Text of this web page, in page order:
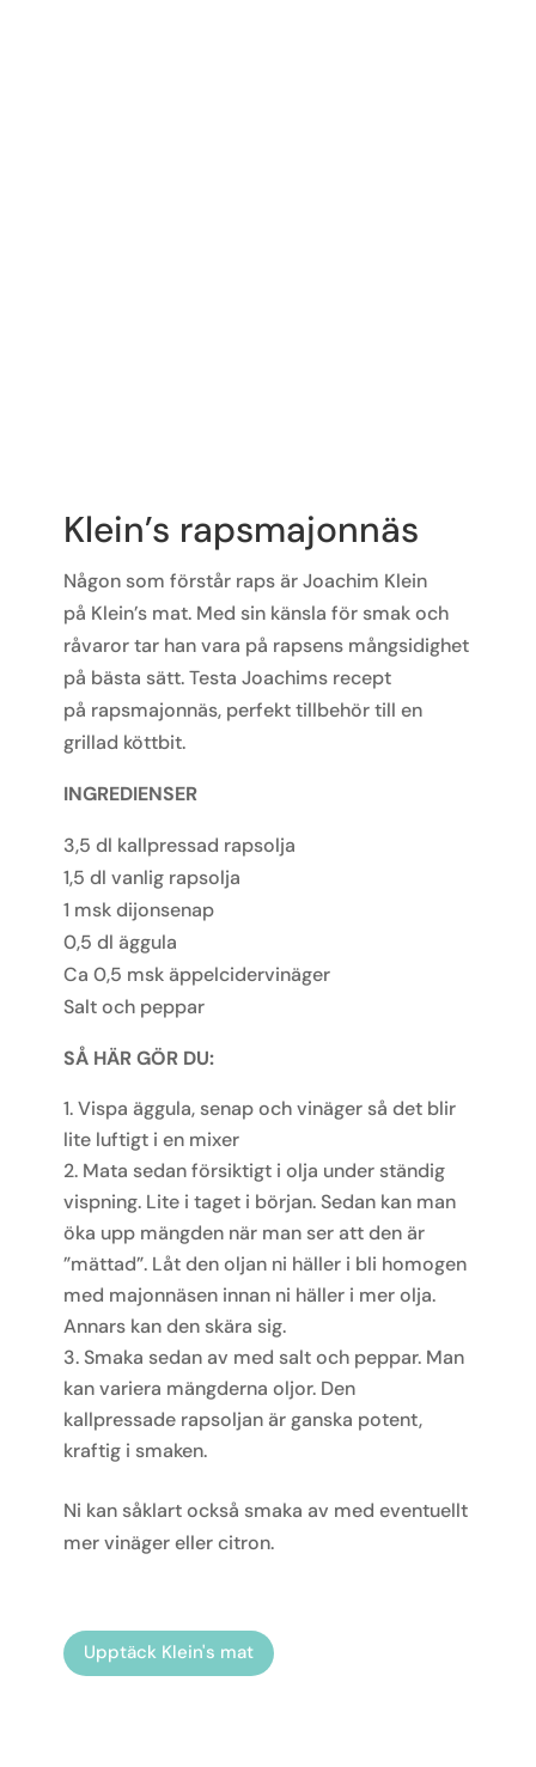
Klein’s rapsmajonnäs
Någon som förstår raps är Joachim Klein
på Klein’s mat. Med sin känsla för smak och
råvaror tar han vara på rapsens mångsidighet
på bästa sätt. Testa Joachims recept
på rapsmajonnäs, perfekt tillbehör till en
grillad köttbit.
INGREDIENSER
3,5 dl kallpressad rapsolja
1,5 dl vanlig rapsolja
1 msk dijonsenap
0,5 dl äggula
Ca 0,5 msk äppelcidervinäger
Salt och peppar
SÅ HÄR GÖR DU:
Vispa äggula, senap och vinäger så det blir
lite luftigt i en mixer
Mata sedan försiktigt i olja under ständig
vispning. Lite i taget i början. Sedan kan man
öka upp mängden när man ser att den är
”mättad”. Låt den oljan ni häller i bli homogen
med majonnäsen innan ni häller i mer olja.
Annars kan den skära sig.
Smaka sedan av med salt och peppar. Man
kan variera mängderna oljor. Den
kallpressade rapsoljan är ganska potent,
kraftig i smaken.
Ni kan såklart också smaka av med eventuellt
mer vinäger eller citron.
Upptäck Klein's mat